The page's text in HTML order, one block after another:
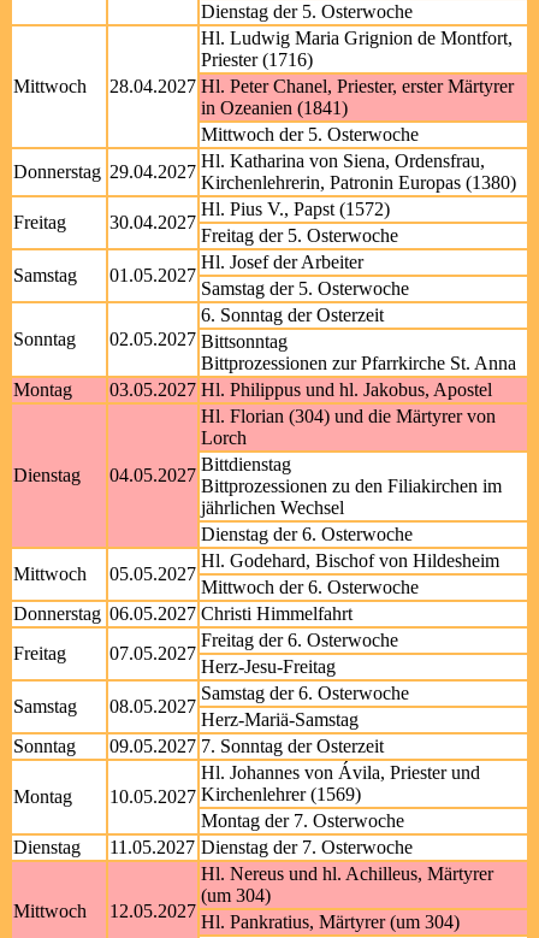
Dienstag der 5. Osterwoche
Mittwoch 28.04.2027
Hl. Ludwig Maria Grignion de Montfort,
Priester (1716)
Hl. Peter Chanel, Priester, erster Märtyrer
in Ozeanien (1841)
Mittwoch der 5. Osterwoche
Donnerstag 29.04.2027
Hl. Katharina von Siena, Ordensfrau,
Kirchenlehrerin, Patronin Europas (1380)
Freitag
30.04.2027
Hl. Pius V., Papst (1572)
Freitag der 5. Osterwoche
Samstag
01.05.2027
Hl. Josef der Arbeiter
Samstag der 5. Osterwoche
Sonntag 02.05.2027
6. Sonntag der Osterzeit
Bittsonntag
Bittprozessionen zur Pfarrkirche St. Anna
Montag
03.05.2027 Hl. Philippus und hl. Jakobus, Apostel
Dienstag 04.05.2027
Hl. Florian (304) und die Märtyrer von
Lorch
Bittdienstag
Bittprozessionen zu den Filiakirchen im
jährlichen Wechsel
Dienstag der 6. Osterwoche
Mittwoch
05.05.2027
Hl. Godehard, Bischof von Hildesheim
Mittwoch der 6. Osterwoche
Donnerstag 06.05.2027 Christi Himmelfahrt
Freitag
07.05.2027
Freitag der 6. Osterwoche
Herz-Jesu-Freitag
Samstag
08.05.2027
Samstag der 6. Osterwoche
Herz-Mariä-Samstag
Sonntag
09.05.2027 7. Sonntag der Osterzeit
Montag 10.05.2027
Hl. Johannes von Ávila, Priester und
Kirchenlehrer (1569)
Montag der 7. Osterwoche
Dienstag
11.05.2027 Dienstag der 7. Osterwoche
Mittwoch 12.05.2027
Hl. Nereus und hl. Achilleus, Märtyrer
(um 304)
Hl. Pankratius, Märtyrer (um 304)